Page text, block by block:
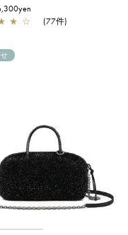
★ ☆ (77件)